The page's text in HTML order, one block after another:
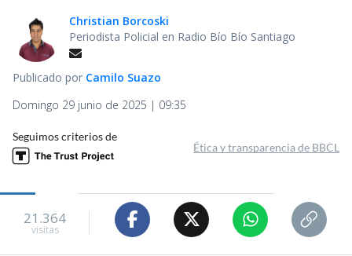
Christian Borcoski
Periodista Policial en Radio Bío Bío Santiago
Publicado por Camilo Suazo
Domingo 29 junio de 2025 | 09:35
Seguimos criterios de
Ética y transparencia de BBCL
21.364
visitas